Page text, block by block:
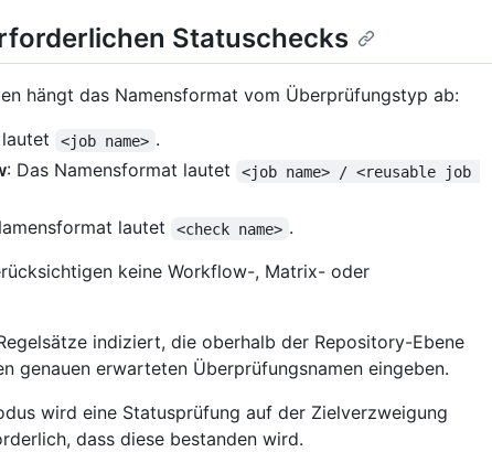
Statuschecks
hängt das Namensformat vom Überprüfungstyp ab:
<job name> .
: Das Namensformat lautet
<job name> / <reusable job
lautet <check name> .
keine Workflow-, Matrix- oder
indiziert, die oberhalb der Repository-Ebene
genauen erwarteten Überprüfungsnamen eingeben.
wird eine Statusprüfung auf der Zielverzweigung
dass diese bestanden wird.